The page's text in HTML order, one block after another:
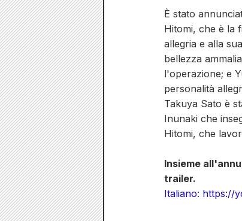
È stato
Hitomi, che è la
allegria e alla
bellezza
l'operazione; e
personalità
Takuya Sato è
Inunaki che
Hitomi, che
Insieme
trailer.
Italiano: https://